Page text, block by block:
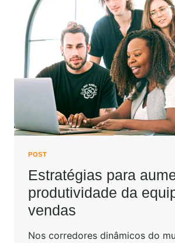
POST
Estratégias para
produtividade da
vendas
Nos corredores dinâmicos do